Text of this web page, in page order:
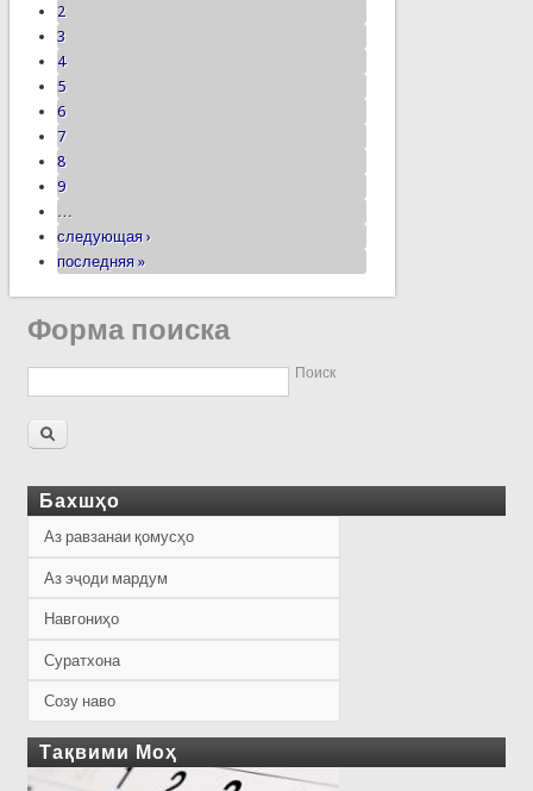
2
3
4
5
6
7
8
9
…
следующая ›
последняя »
Форма поиска
Поиск
Бахшҳо
Аз равзанаи қомусҳо
Аз эҷоди мардум
Навгониҳо
Суратхона
Созу наво
Тақвими Моҳ